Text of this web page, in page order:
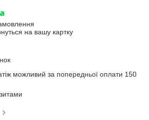
на вашу картку
можливий за попередньої оплати 150